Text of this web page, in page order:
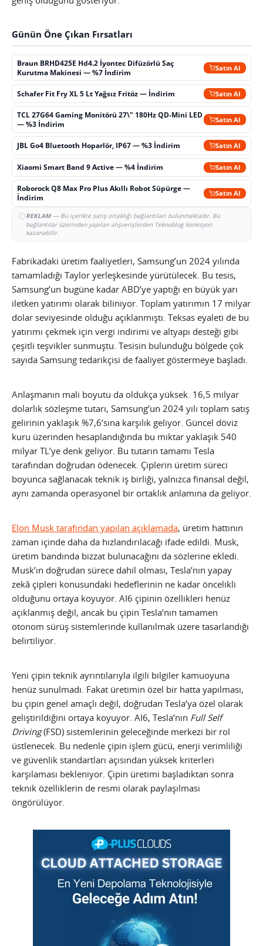
Günün Öne Çıkan Fırsatları
Braun BRHD425E Hd4.2 İyontec Difüzörlü Saç
Kurutma Makinesi — %7 İndirim
Satın Al
Schafer Fit Fry XL 5 Lt Yağsız Fritöz — İndirim Satın Al
TCL 27G64 Gaming Monitörü 27\" 180Hz QD-Mini LED
— %3 İndirim
Satın Al
JBL Go4 Bluetooth Hoparlör, IP67 — %3 İndirim Satın Al
Xiaomi Smart Band 9 Active — %4 İndirim Satın Al
Roborock Q8 Max Pro Plus Akıllı Robot Süpürge —
İndirim
Satın Al
REKLAM— Bu içerikte satış ortaklığı bağlantıları bulunmaktadır. Bu
bağlantılar üzerinden yapılan alışverişlerden Teknoblog komisyon
kazanabilir.
Fabrikadaki üretim faaliyetleri, Samsung’un 2024 yılında
tamamladığı Taylor yerleşkesinde yürütülecek. Bu tesis,
Samsung’un bugüne kadar ABD’ye yaptığı en büyük yarı
iletken yatırımı olarak biliniyor. Toplam yatırımın 17 milyar
dolar seviyesinde olduğu açıklanmıştı. Teksas eyaleti de bu
yatırımı çekmek için vergi indirimi ve altyapı desteği gibi
çeşitli teşvikler sunmuştu. Tesisin bulunduğu bölgede çok
sayıda Samsung tedarikçisi de faaliyet göstermeye başladı.
Anlaşmanın mali boyutu da oldukça yüksek. 16,5 milyar
dolarlık sözleşme tutarı, Samsung’un 2024 yılı toplam satış
gelirinin yaklaşık %7,6’sına karşılık geliyor. Güncel döviz
kuru üzerinden hesaplandığında bu miktar yaklaşık 540
milyar TL’ye denk geliyor. Bu tutarın tamamı Tesla
tarafından doğrudan ödenecek. Çiplerin üretim süreci
boyunca sağlanacak teknik iş birliği, yalnızca finansal değil,
aynı zamanda operasyonel bir ortaklık anlamına da geliyor.
Elon Musk tarafından yapılan açıklamada, üretim hattının
zaman içinde daha da hızlandırılacağı ifade edildi. Musk,
üretim bandında bizzat bulunacağını da sözlerine ekledi.
Musk’ın doğrudan sürece dahil olması, Tesla’nın yapay
zekâ çipleri konusundaki hedeflerinin ne kadar öncelikli
olduğunu ortaya koyuyor. AI6 çipinin özellikleri henüz
açıklanmış değil, ancak bu çipin Tesla’nın tamamen
otonom sürüş sistemlerinde kullanılmak üzere tasarlandığı
belirtiliyor.
Yeni çipin teknik ayrıntılarıyla ilgili bilgiler kamuoyuna
henüz sunulmadı. Fakat üretimin özel bir hatta yapılması,
bu çipin genel amaçlı değil, doğrudan Tesla’ya özel olarak
geliştirildiğini ortaya koyuyor. AI6, Tesla’nın Full Self
Driving(FSD) sistemlerinin geleceğinde merkezi bir rol
üstlenecek. Bu nedenle çipin işlem gücü, enerji verimliliği
ve güvenlik standartları açısından yüksek kriterleri
karşılaması bekleniyor. Çipin üretimi başladıktan sonra
teknik özelliklerin de resmi olarak paylaşılması
öngörülüyor.